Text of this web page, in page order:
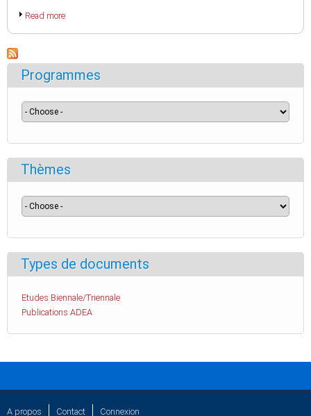
Read more
Programmes
Thèmes
Types de documents
Etudes Biennale/Triennale
Publications ADEA
A propos Contact Connexion